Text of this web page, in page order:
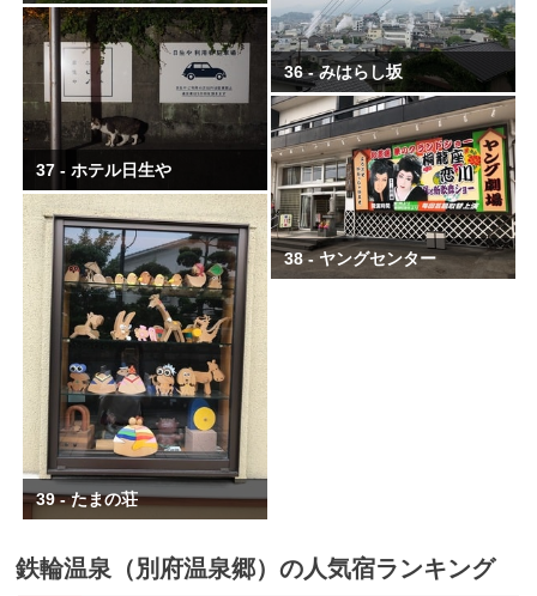
36 - みはらし坂
37 - ホテル日生や
38 - ヤングセンター
39 - たまの荘
鉄輪温泉（別府温泉郷）の人気宿ランキング